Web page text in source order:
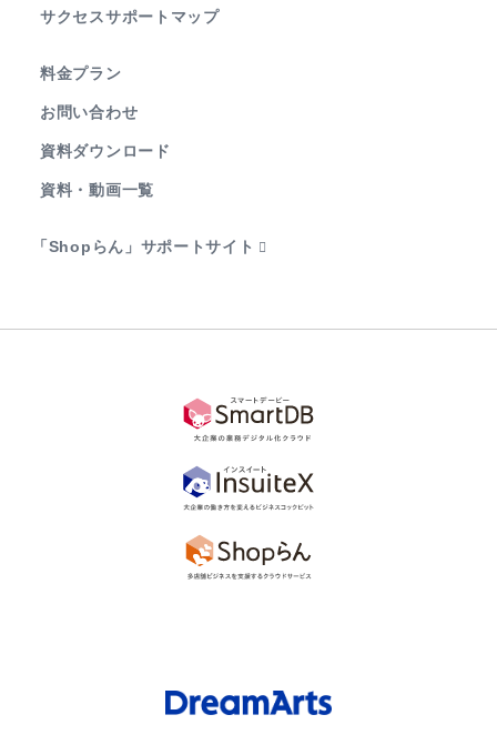
サクセスサポートマップ
料金プラン
お問い合わせ
資料ダウンロード
資料・動画一覧
「Shopらん」サポートサイト